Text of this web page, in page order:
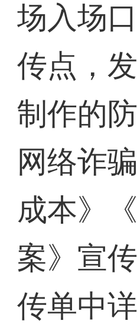
场入场
传点，
制作的
网络诈
成本》
案》宣
传单中